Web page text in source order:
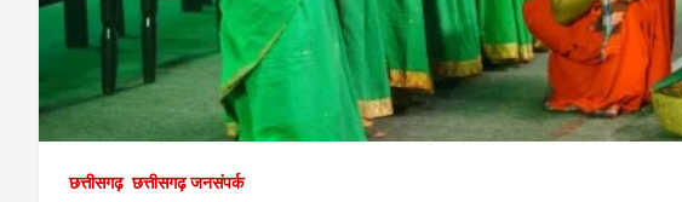
छत्तीसगढ़ छत्तीसगढ़ जनसंपर्क